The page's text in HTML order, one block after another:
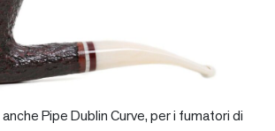
Pipe Dublin Curve, per i fumatori di